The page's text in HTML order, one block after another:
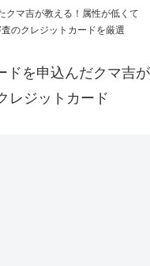
クマ吉が教える！属性が低くて
のクレジットカードを厳選
ドを申込んだクマ吉が
レジットカード